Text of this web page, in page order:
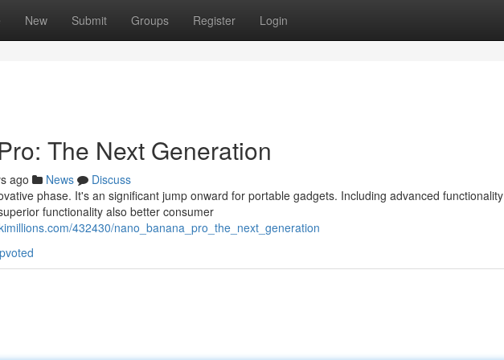
New Submit Groups Register Login
The Next Generation
ago News
Discuss
phase. It's an significant jump onward for portable gadgets. Including advanced functionality
functionality also better consumer
432430/nano_banana_pro_the_next_generation